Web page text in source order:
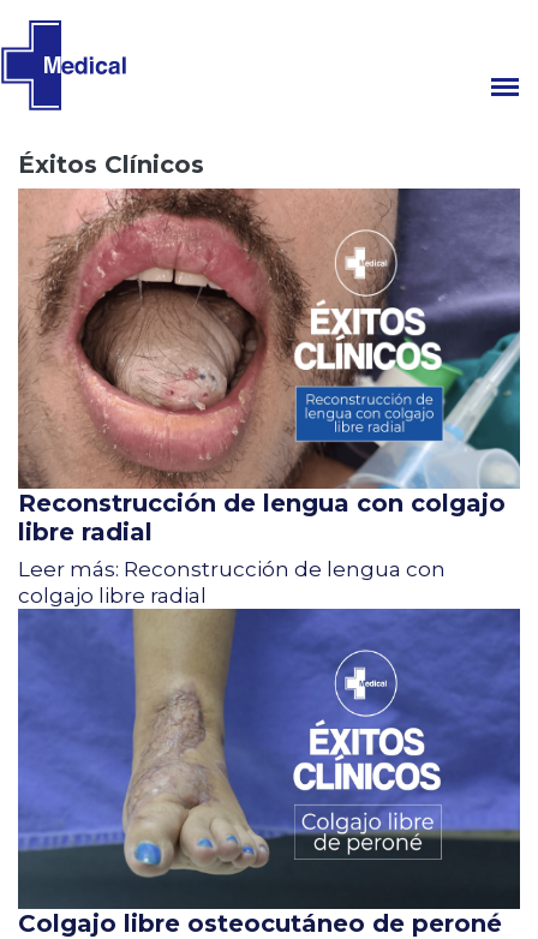
Éxitos Clínicos
Reconstrucción de lengua con colgajo
libre radial
Leer más: Reconstrucción de lengua con
colgajo libre radial
Colgajo libre osteocutáneo de peroné